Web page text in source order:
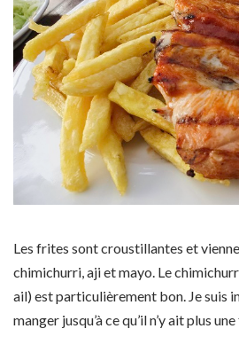
Les frites sont croustillantes et
chimichurri, aji et mayo. Le
ail) est particulièrement bon. Je suis
manger jusqu’à ce qu’il n’y ait plus